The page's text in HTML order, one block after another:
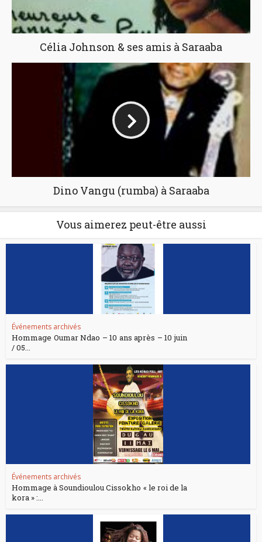
Célia Johnson & ses amis à Saraaba
Dino Vangu (rumba) à Saraaba
Vous aimerez peut-être aussi
Événements archivés
Hommage Oumar Ndao – 10 ans après – 10 juin
/ 05...
Événements archivés
Hommage à Soundioulou Cissokho « le roi de la
kora » :...